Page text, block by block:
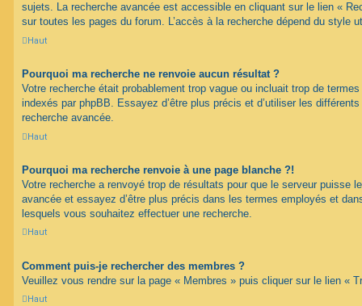
sujets. La recherche avancée est accessible en cliquant sur le lien «
sur toutes les pages du forum. L’accès à la recherche dépend du style
Haut
Pourquoi ma recherche ne renvoie aucun résultat ?
Votre recherche était probablement trop vague ou incluait trop de
indexés par phpBB. Essayez d’être plus précis et d’utiliser les
recherche avancée.
Haut
Pourquoi ma recherche renvoie à une page blanche ?!
Votre recherche a renvoyé trop de résultats pour que le serveur puisse
avancée et essayez d’être plus précis dans les termes employés et
lesquels vous souhaitez effectuer une recherche.
Haut
Comment puis-je rechercher des membres ?
Veuillez vous rendre sur la page « Membres » puis cliquer sur le lien «
Haut